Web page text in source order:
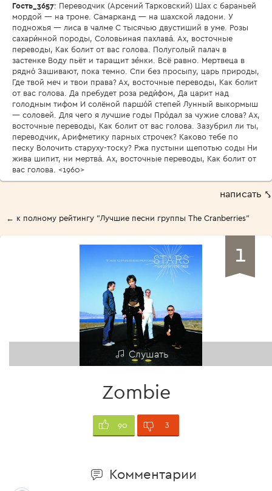
Гость_3657: Переводчик (Арсений Тарковский) Шах с бараньей
мордой — на троне. Самарканд — на шахской ладони. У
подножья — лиса в чалме С тысячью двустиший в уме. Розы
сахари́нной породы, Соловьиная пахлава́. Ах, восточные
переводы, Как болит от вас голова. Полуголый палач в
застенке Воду пьёт и таращит зе́нки. Всё равно. Мертвеца в
рядно́ Зашивают, пока темно. Спи без просыпу, царь природы,
Где твой меч и твои права? Ах, восточные переводы, Как болит
от вас голова. Да пребудет роза реди́фом, Да царит над
голодным тифом И солёной паршо́й степей Лунный выкормыш
— соловей. Для чего я лучшие годы Про́дал за чужие слова? Ах,
восточные переводы, Как болит от вас голова. Зазубрил ли ты,
переводчик, Арифметику парных строчек? Каково тебе по
песку Волочить старуху-тоску? Ржа пустыни щепотью соды Ни
жива шипит, ни мертва́. Ах, восточные переводы, Как болит от
вас голова. <1960>
написать ⤣
← к полному рейтингу "Лучшие песни группы The Cranberries"
1
Слушать
Zombie
90 3
Комментарии